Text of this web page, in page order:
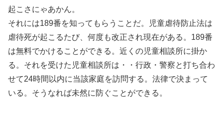
起こさにゃあかん。
それには189番を知ってもらうことだ。児童虐待防止法は
虐待死が起こるたび、何度も改正され現在がある。189番
は無料でかけることができる。近くの児童相談所に掛か
る。それを受けた児童相談所は・・行政・警察と打ち合わ
せて24時間以内に当該家庭を訪問する。法律で決まって
いる。そうなれば未然に防ぐことができる。